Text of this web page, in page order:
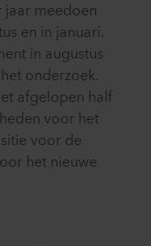
jaar meedoen
en in januari.
in augustus
onderzoek.
afgelopen half
voor het
voor de
het nieuwe